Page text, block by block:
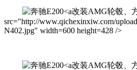
改装AMG轮毂、
src="http://www.qichexinxiw.com/
N402.jpg" width=600 height=428 />
改装AMG轮毂、